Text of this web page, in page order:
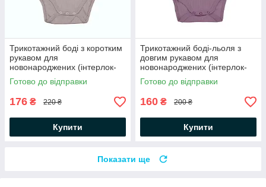
Трикотажний боді з коротким
рукавом для
новонароджених (інтерлок-
рубчик) Пудра Minikin
Готово до відправки
176 ₴ 220 ₴
Купити
Трикотажний боді-льоля з
довгим рукавом для
новонароджених (інтерлок-
рубчик) Ліловий Minikin
Готово до відправки
160 ₴ 200 ₴
Купити
Показати ще